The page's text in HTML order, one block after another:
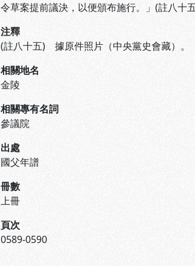
令草案提前議決，以便頒布施行。」(註八十
注釋
(註八十五) 據原件照片（中央黨史會藏）。
相關地名
金陵
相關專有名詞
參議院
出處
國父年譜
冊數
上冊
頁次
0589-0590